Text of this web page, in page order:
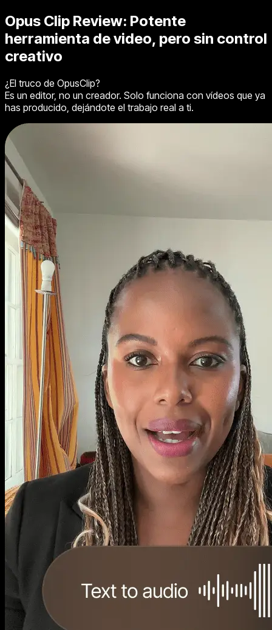
Opus Clip Review: Potente
herramienta de video, pero sin control
creativo
¿El truco de OpusClip?
Es un editor, no un creador. Solo funciona con vídeos que ya
has producido, dejándote el trabajo real a ti.